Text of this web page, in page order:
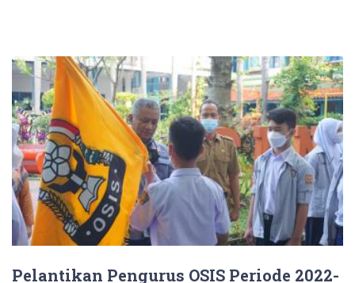
Pelantikan Pengurus OSIS Periode 2022-